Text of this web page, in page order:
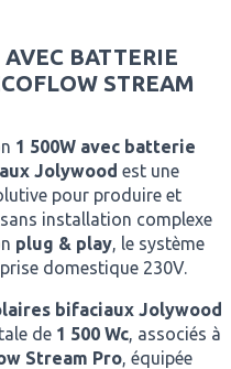
BATTERIE
STREAM
1 500W avec batterie
Jolywood est une
pour produire et
installation complexe
plug & play, le système
domestique 230V.
bifaciaux Jolywood
de 1 500 Wc, associés à
Stream Pro, équipée